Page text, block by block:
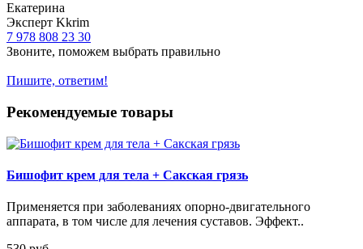
Екатерина
Эксперт Kkrim
7 978 808 23 30
Звоните, поможем выбрать правильно
Пишите, ответим!
Рекомендуемые товары
Бишофит крем для тела + Сакская грязь
Применяется при заболеваниях опорно-двигательного
аппарата, в том числе для лечения суставов. Эффект..